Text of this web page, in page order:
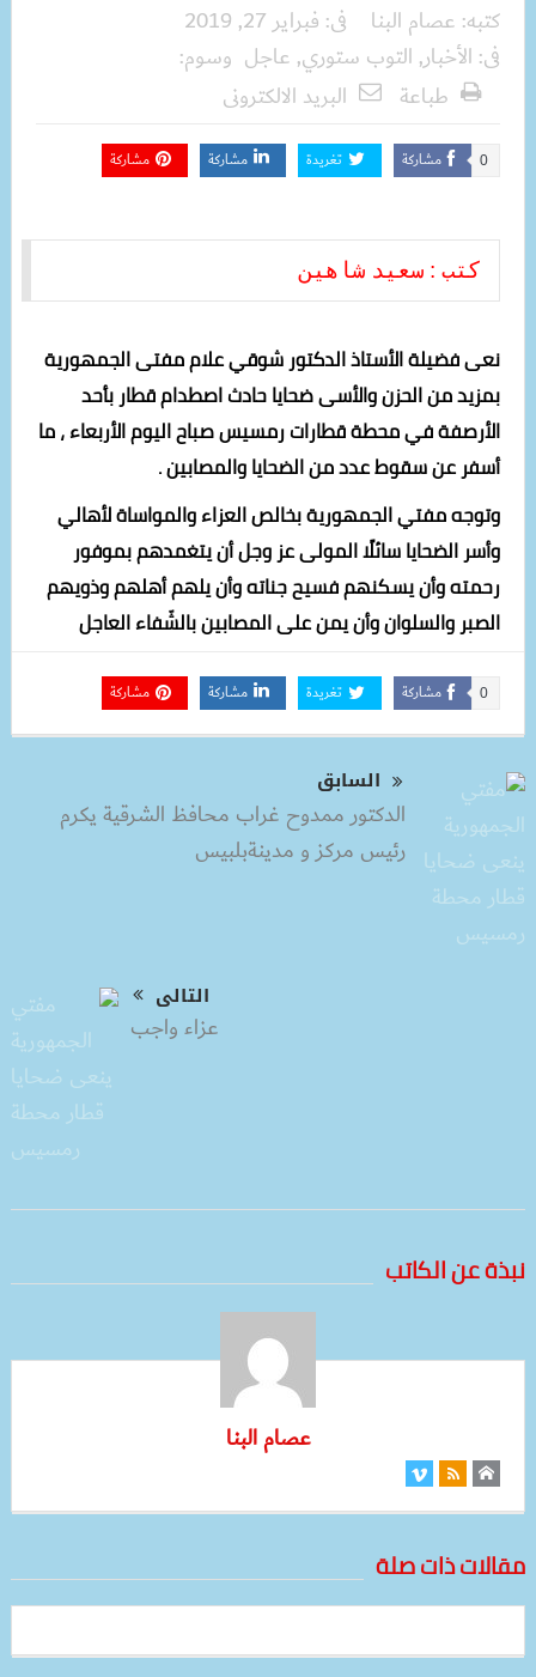
كتبه: عصام البنا فى: فبراير 27, 2019
فى: الأخبار, التوب ستوري, عاجل وسوم:
طباعة
البريد الالكترونى
مشاركة 0 تغريدة مشاركة مشاركة
كتب : سعيد شاهين
نعى فضيلة الأستاذ الدكتور شوقي علام مفتى الجمهورية
بمزيد من الحزن والأسى ضحايا حادث اصطدام قطار بأحد
الأرصفة في محطة قطارات رمسيس صباح اليوم الأربعاء ، ما
أسفر عن سقوط عدد من الضحايا والمصابين .
وتوجه مفتي الجمهورية بخالص العزاء والمواساة لأهالي
وأسر الضحايا سائلًا المولى عز وجل أن يتغمدهم بموفور
رحمته وأن يسكنهم فسيح جناته وأن يلهم أهلهم وذويهم
الصبر والسلوان وأن يمن على المصابين بالشّفاء العاجل
مشاركة 0 تغريدة مشاركة مشاركة
السابق
الدكتور ممدوح غراب محافظ الشرقية يكرم
رئيس مركز و مدينةبلبيس
التالى
عزاء واجب
نبذة عن الكاتب
عصام البنا
مقالات ذات صلة